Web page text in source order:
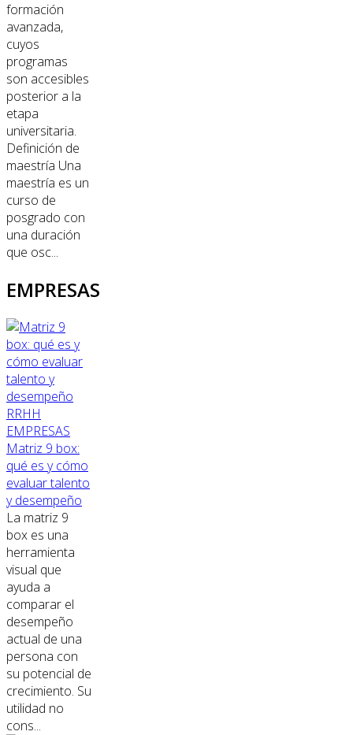
formación
avanzada,
cuyos
programas
son accesibles
posterior a la
etapa
universitaria.
Definición de
maestría Una
maestría es un
curso de
posgrado con
una duración
que osc...
EMPRESAS
RRHH
EMPRESAS
Matriz 9 box:
qué es y cómo
evaluar talento
y desempeño
La matriz 9
box es una
herramienta
visual que
ayuda a
comparar el
desempeño
actual de una
persona con
su potencial de
crecimiento. Su
utilidad no
cons...